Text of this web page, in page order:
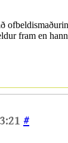
fram en
#